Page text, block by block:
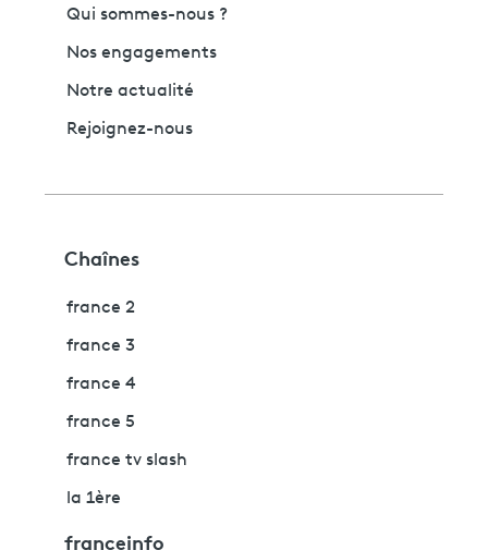
Qui sommes-nous ?
Nos engagements
Notre actualité
Rejoignez-nous
Chaînes
france 2
france 3
france 4
france 5
france tv slash
la 1ère
franceinfo